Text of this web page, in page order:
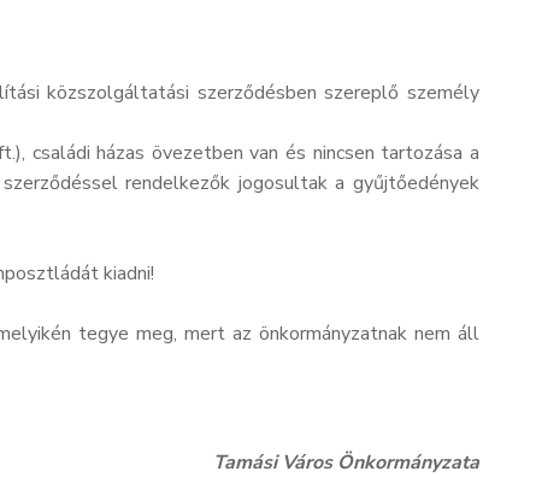
közszolgáltatási szerződésben szereplő személy
családi házas övezetben van és nincsen tartozása a
rendelkezők jogosultak a gyűjtőedények
kiadni!
tegye meg, mert az önkormányzatnak nem áll
Tamási Város Önkormányzata